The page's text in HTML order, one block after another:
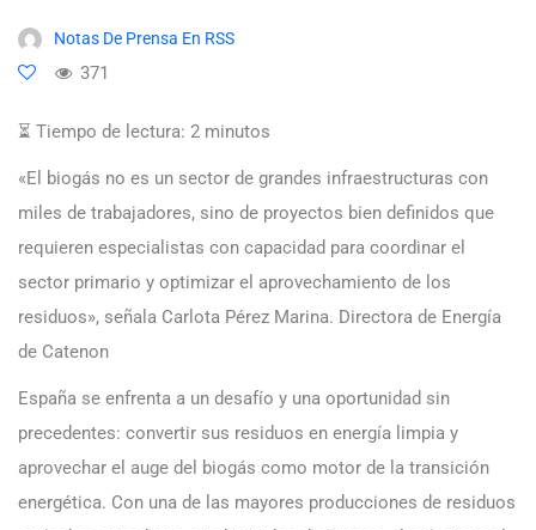
Notas De Prensa En RSS
371
⏳ Tiempo de lectura: 2 minutos
«El biogás no es un sector de grandes infraestructuras con
miles de trabajadores, sino de proyectos bien definidos que
requieren especialistas con capacidad para coordinar el
sector primario y optimizar el aprovechamiento de los
residuos», señala Carlota Pérez Marina. Directora de Energía
de Catenon
España se enfrenta a un desafío y una oportunidad sin
precedentes: convertir sus residuos en energía limpia y
aprovechar el auge del biogás como motor de la transición
energética. Con una de las mayores producciones de residuos